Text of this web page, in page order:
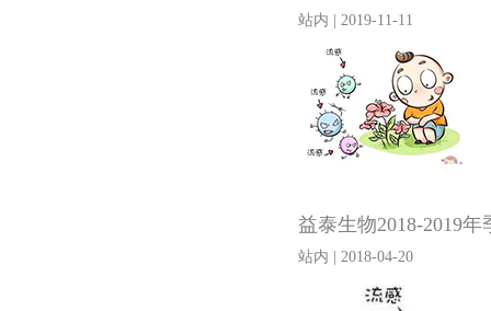
站内 | 2019-11-11
益泰生物2018-2019
站内 | 2018-04-20